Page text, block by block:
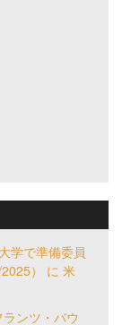
学で準備委員
）
に 米
ンツ・バウ